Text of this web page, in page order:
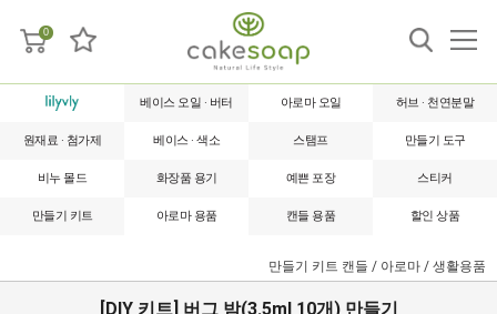
0
베이스 오일 · 버터 아로마 오일 허브 · 천연분말
원재료 · 첨가제 베이스 · 색소 스탬프 만들기 도구
비누 몰드 화장품 용기 예쁜 포장 스티커
만들기 키트 아로마 용품 캔들 용품 할인 상품
만들기 키트 캔들 / 아로마 / 생활용품
[DIY 키트] 버그 밤(3.5ml 10개) 만들기